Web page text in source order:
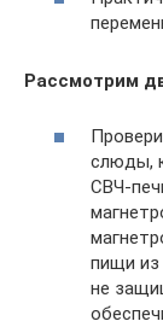
Рассмотрим
слюды,
СВЧ-
пищи из
не